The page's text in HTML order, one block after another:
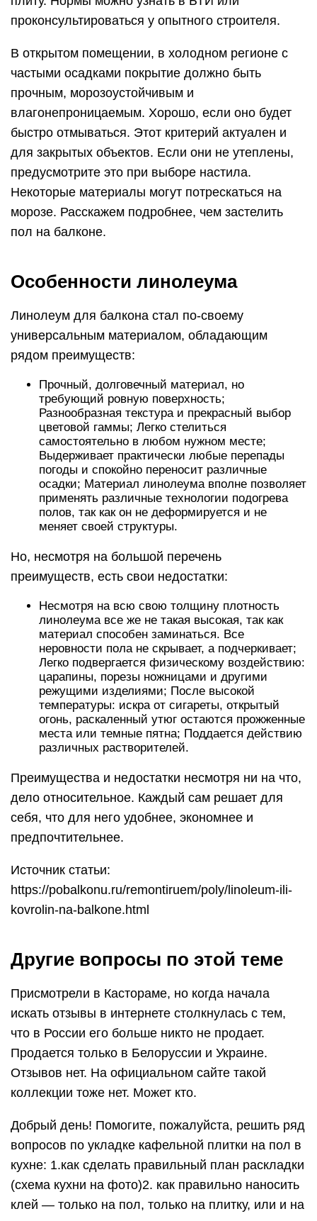
проконсультироваться у опытного строителя.
В открытом помещении, в холодном регионе с
частыми осадками покрытие должно быть
прочным, морозоустойчивым и
влагонепроницаемым. Хорошо, если оно будет
быстро отмываться. Этот критерий актуален и
для закрытых объектов. Если они не утеплены,
предусмотрите это при выборе настила.
Некоторые материалы могут потрескаться на
морозе. Расскажем подробнее, чем застелить
пол на балконе.
Особенности линолеума
Линолеум для балкона стал по-своему
универсальным материалом, обладающим
рядом преимуществ:
Прочный, долговечный материал, но
требующий ровную поверхность;
Разнообразная текстура и прекрасный выбор
цветовой гаммы; Легко стелиться
самостоятельно в любом нужном месте;
Выдерживает практически любые перепады
погоды и спокойно переносит различные
осадки; Материал линолеума вполне позволяет
применять различные технологии подогрева
полов, так как он не деформируется и не
меняет своей структуры.
Но, несмотря на большой перечень
преимуществ, есть свои недостатки:
Несмотря на всю свою толщину плотность
линолеума все же не такая высокая, так как
материал способен заминаться. Все
неровности пола не скрывает, а подчеркивает;
Легко подвергается физическому воздействию:
царапины, порезы ножницами и другими
режущими изделиями; После высокой
температуры: искра от сигареты, открытый
огонь, раскаленный утюг остаются прожженные
места или темные пятна; Поддается действию
различных растворителей.
Преимущества и недостатки несмотря ни на что,
дело относительное. Каждый сам решает для
себя, что для него удобнее, экономнее и
предпочтительнее.
Источник статьи:
https://pobalkonu.ru/remontiruem/poly/linoleum-ili-
kovrolin-na-balkone.html
Другие вопросы по этой теме
Присмотрели в Кастораме, но когда начала
искать отзывы в интернете столкнулась с тем,
что в России его больше никто не продает.
Продается только в Белоруссии и Украине.
Отзывов нет. На официальном сайте такой
коллекции тоже нет. Может кто.
Добрый день! Помогите, пожалуйста, решить ряд
вопросов по укладке кафельной плитки на пол в
кухне: 1.как сделать правильный план раскладки
(схема кухни на фото)2. как правильно наносить
клей — только на пол, только на плитку, или и на